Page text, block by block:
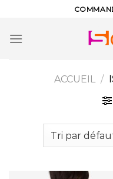
content
ACCUEIL /